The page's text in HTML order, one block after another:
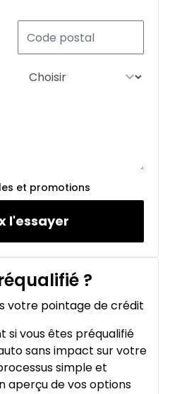
et promotions
l'essayer
?
votre pointage de crédit
si vous êtes préqualifié
sans impact sur votre
simple et
aperçu de vos options